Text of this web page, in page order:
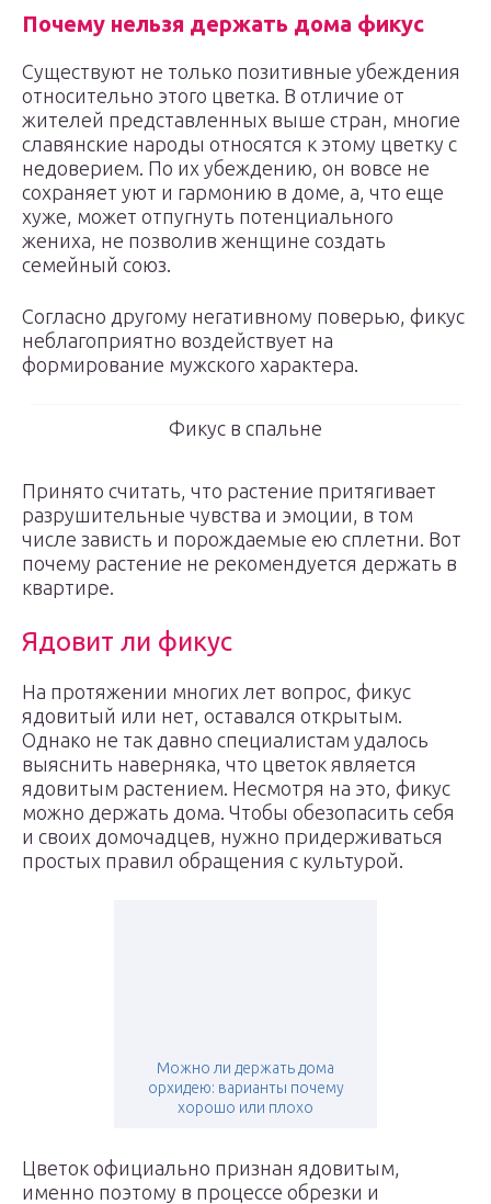
Почему нельзя держать дома фикус
Существуют не только позитивные убеждения
относительно этого цветка. В отличие от
жителей представленных выше стран, многие
славянские народы относятся к этому цветку с
недоверием. По их убеждению, он вовсе не
сохраняет уют и гармонию в доме, а, что еще
хуже, может отпугнуть потенциального
жениха, не позволив женщине создать
семейный союз.
Согласно другому негативному поверью, фикус
неблагоприятно воздействует на
формирование мужского характера.
Фикус в спальне
Принято считать, что растение притягивает
разрушительные чувства и эмоции, в том
числе зависть и порождаемые ею сплетни. Вот
почему растение не рекомендуется держать в
квартире.
Ядовит ли фикус
На протяжении многих лет вопрос, фикус
ядовитый или нет, оставался открытым.
Однако не так давно специалистам удалось
выяснить наверняка, что цветок является
ядовитым растением. Несмотря на это, фикус
можно держать дома. Чтобы обезопасить себя
и своих домочадцев, нужно придерживаться
простых правил обращения с культурой.
Можно ли держать дома
орхидею: варианты почему
хорошо или плохо
Цветок официально признан ядовитым,
именно поэтому в процессе обрезки и